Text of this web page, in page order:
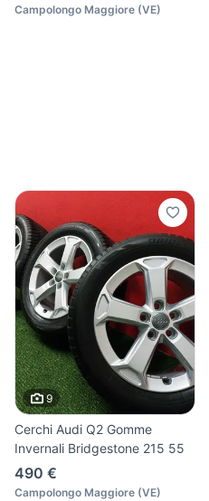
Campolongo Maggiore (VE)
9
Cerchi Audi Q2 Gomme
Invernali Bridgestone 215 55
490 €
Campolongo Maggiore (VE)